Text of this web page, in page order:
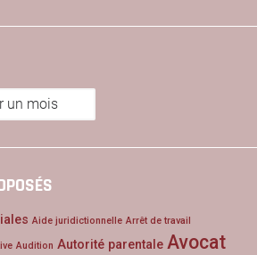
Aide juridictionnelle Arrêt de travail
Audition Autorité parentale Avocat